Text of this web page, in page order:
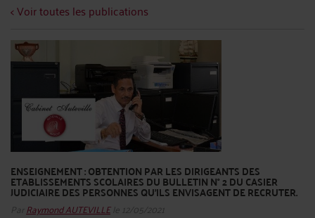
< Voir toutes les publications
ENSEIGNEMENT : OBTENTION PAR LES DIRIGEANTS DES
ETABLISSEMENTS SCOLAIRES DU BULLETIN N° 2 DU CASIER
JUDICIAIRE DES PERSONNES QU'ILS ENVISAGENT DE RECRUTER.
Par Raymond AUTEVILLEle 12/05/2021